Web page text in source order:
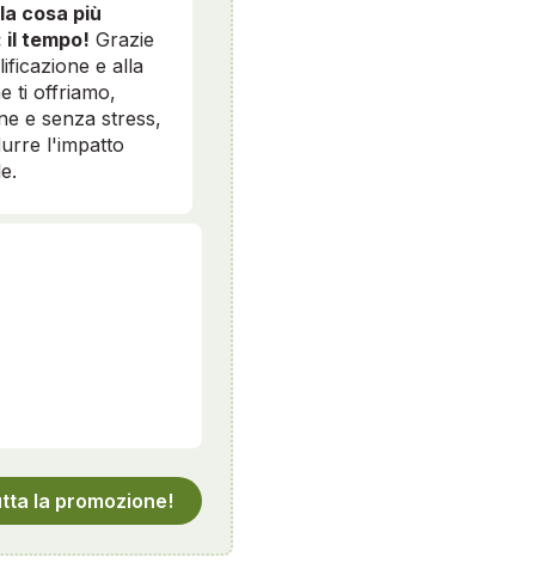
cosa più
il tempo! Grazie
e alla
ti offriamo,
e senza stress,
l'impatto
la promozione!